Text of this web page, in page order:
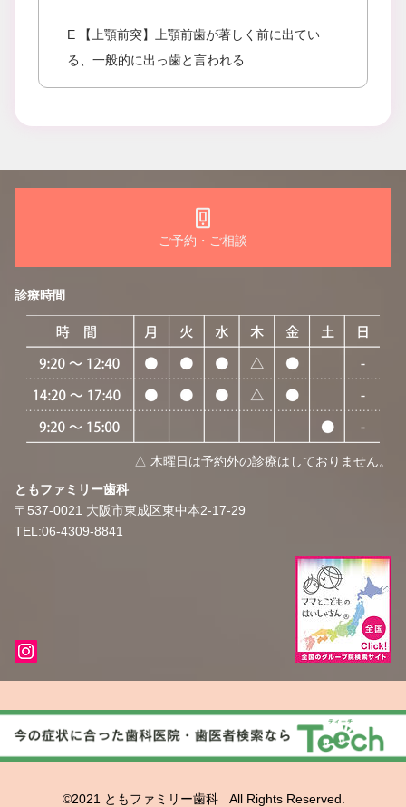
E 【上顎前突】上顎前歯が著しく前に出てい
る、一般的に出っ歯と言われる
ご予約・ご相談
診療時間
△ 木曜日は予約外の診療はしておりません。
​​ともファミリー歯科
〒537-0021 大阪市東成区東中本2-17-29
TEL:06-4309-8841
©2021 ともファミリー歯科 All Rights Reserved.